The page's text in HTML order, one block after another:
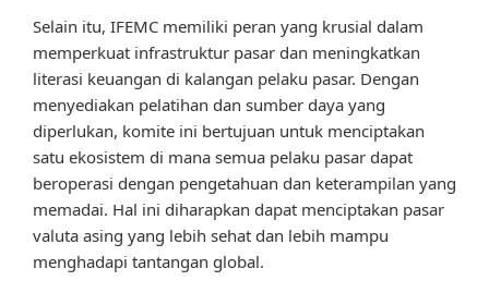
Selain itu, IFEMC memiliki peran yang krusial dalam
memperkuat infrastruktur pasar dan meningkatkan
literasi keuangan di kalangan pelaku pasar. Dengan
menyediakan pelatihan dan sumber daya yang
diperlukan, komite ini bertujuan untuk menciptakan
satu ekosistem di mana semua pelaku pasar dapat
beroperasi dengan pengetahuan dan keterampilan yang
memadai. Hal ini diharapkan dapat menciptakan pasar
valuta asing yang lebih sehat dan lebih mampu
menghadapi tantangan global.